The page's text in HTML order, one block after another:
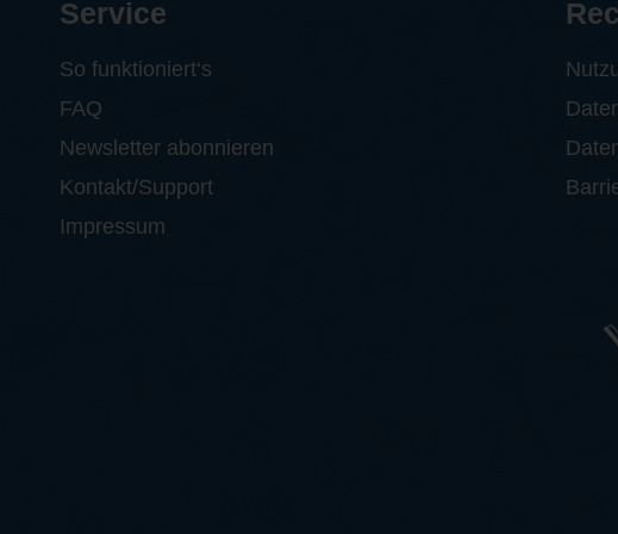
Service
So funktioniert‘s
FAQ
Newsletter abonnieren
Kontakt/Support
Impressum